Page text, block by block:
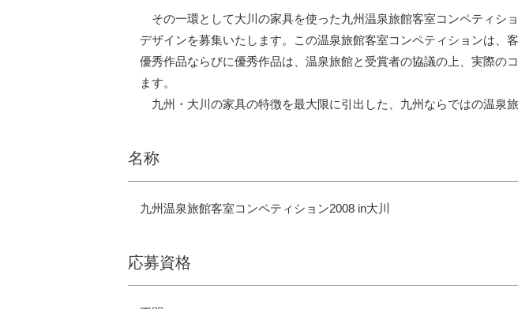
その一環として大川の家具を使った九州温泉旅館客室コンペティシ
デザインを募集いたします。この温泉旅館客室コンペティションは、
優秀作品ならびに優秀作品は、温泉旅館と受賞者の協議の上、実際の
ます。
九州・大川の家具の特徴を最大限に引出した、九州ならではの温泉
名称
九州温泉旅館客室コンペティション2008 in大川
応募資格